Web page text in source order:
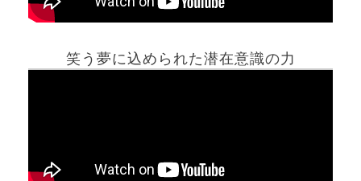
笑う夢に込められた潜在意識の力